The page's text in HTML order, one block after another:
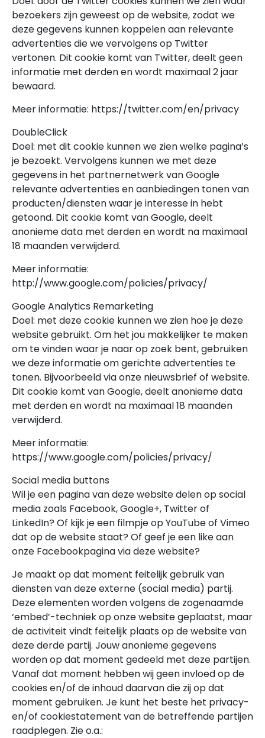
bezoekers zijn geweest op de website, zodat we
deze gegevens kunnen koppelen aan relevante
advertenties die we vervolgens op Twitter
vertonen. Dit cookie komt van Twitter, deelt geen
informatie met derden en wordt maximaal 2 jaar
bewaard.
Meer informatie: https://twitter.com/en/privacy
DoubleClick
Doel: met dit cookie kunnen we zien welke pagina’s
je bezoekt. Vervolgens kunnen we met deze
gegevens in het partnernetwerk van Google
relevante advertenties en aanbiedingen tonen van
producten/diensten waar je interesse in hebt
getoond. Dit cookie komt van Google, deelt
anonieme data met derden en wordt na maximaal
18 maanden verwijderd.
Meer informatie:
http://www.google.com/policies/privacy/
Google Analytics Remarketing
Doel: met deze cookie kunnen we zien hoe je deze
website gebruikt. Om het jou makkelijker te maken
om te vinden waar je naar op zoek bent, gebruiken
we deze informatie om gerichte advertenties te
tonen. Bijvoorbeeld via onze nieuwsbrief of website.
Dit cookie komt van Google, deelt anonieme data
met derden en wordt na maximaal 18 maanden
verwijderd.
Meer informatie:
https://www.google.com/policies/privacy/
Social media buttons
Wil je een pagina van deze website delen op social
media zoals Facebook, Google+, Twitter of
LinkedIn? Of kijk je een filmpje op YouTube of Vimeo
dat op de website staat? Of geef je een like aan
onze Facebookpagina via deze website?
Je maakt op dat moment feitelijk gebruik van
diensten van deze externe (social media) partij.
Deze elementen worden volgens de zogenaamde
‘embed’-techniek op onze website geplaatst, maar
de activiteit vindt feitelijk plaats op de website van
deze derde partij. Jouw anonieme gegevens
worden op dat moment gedeeld met deze partijen.
Vanaf dat moment hebben wij geen invloed op de
cookies en/of de inhoud daarvan die zij op dat
moment gebruiken. Je kunt het beste het privacy-
en/of cookiestatement van de betreffende partijen
raadplegen. Zie o.a.: